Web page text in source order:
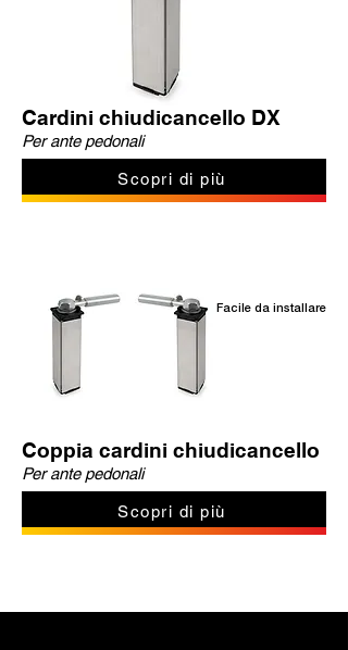
Cardini chiudicancello DX
Per ante pedonali
Scopri di più
Facile da installare
Coppia cardini chiudicancello
Per ante pedonali
Scopri di più